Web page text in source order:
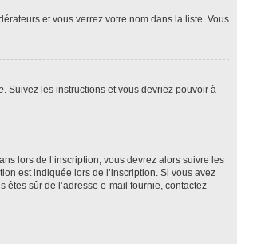
et vous verrez votre nom dans la liste. Vous
. Suivez les instructions et vous devriez pouvoir à
lors de l’inscription, vous devrez alors suivre les
est indiquée lors de l’inscription. Si vous avez
êtes sûr de l’adresse e-mail fournie, contactez